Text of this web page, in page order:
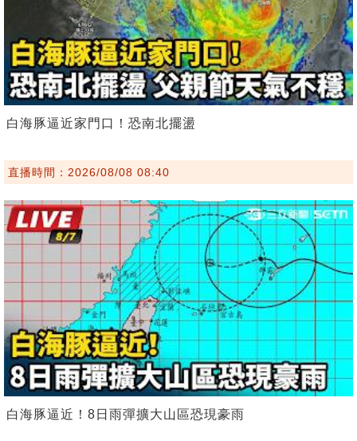
白海豚逼近家門口！恐南北擺盪
直播時間：2026/08/08 08:40
白海豚逼近！8日雨彈擴大山區恐現豪雨